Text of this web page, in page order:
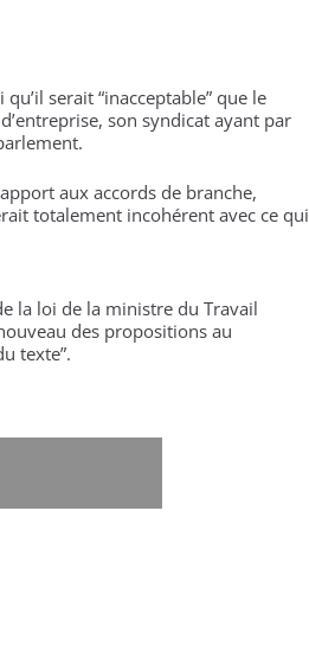
serait “inacceptable” que le
son syndicat ayant par
aux accords de branche,
totalement incohérent avec ce qui
la loi de la ministre du Travail
des propositions au
texte”.